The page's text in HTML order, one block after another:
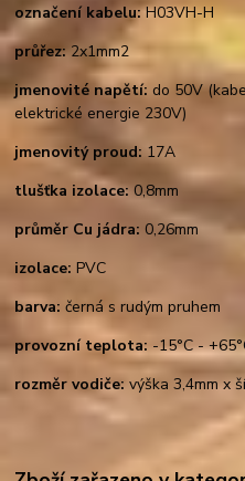
označení kabelu:H03VH-H
průřez:2x1mm2
jmenovité napětí: do 50V
elektrické energie 230V)
jmenovitý proud: 17A
tlušťka izolace:0,8mm
průměr Cu jádra: 0,26mm
izolace: PVC
barva:černá s rudým pruhem
provozní teplota: -15°C -
rozměr vodiče:výška 3,4mm x